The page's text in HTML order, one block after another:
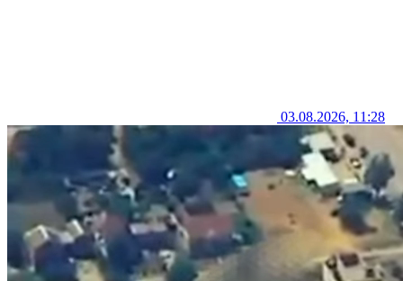
03.08.2026, 11:28